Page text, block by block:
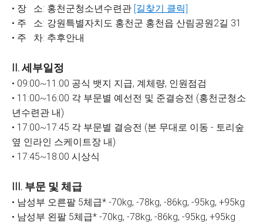
• 장 소: 홍천군청소년수련관 [길찾기 클릭]
• 주 소: 강원특별자치도 홍천군 홍천읍 산림공원2길 31
• 주 차: 추후안내
II. 세부일정
• 09:00~11:00 공식 뱃지 지급, 계체량, 인원점검
• 11:00~16:00 각 부문별 예선전 및 준결승전 (홍천군청소
년수련관 내)
• 17:00~17:45 각 부문별 결승전 (본 무대로 이동 - 토리숲
옆 인라인 스케이트장 내)
• 17:45~18:00 시상식
III. 부문 및 체급
• 남성부 오른팔 5체급* -70kg, -78kg, -86kg, -95kg, +95kg
• 남성부 왼팔 5체급* -70kg, -78kg, -86kg, -95kg, +95kg